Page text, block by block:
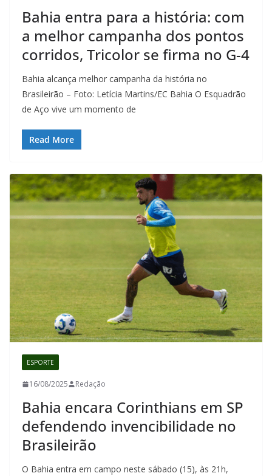
Bahia entra para a história: com
a melhor campanha dos pontos
corridos, Tricolor se firma no G-4
Bahia alcança melhor campanha da história no
Brasileirão – Foto: Letícia Martins/EC Bahia O Esquadrão
de Aço vive um momento de
Read More
ESPORTE
16/08/2025 Redação
Bahia encara Corinthians em SP
defendendo invencibilidade no
Brasileirão
O Bahia entra em campo neste sábado (15), às 21h,